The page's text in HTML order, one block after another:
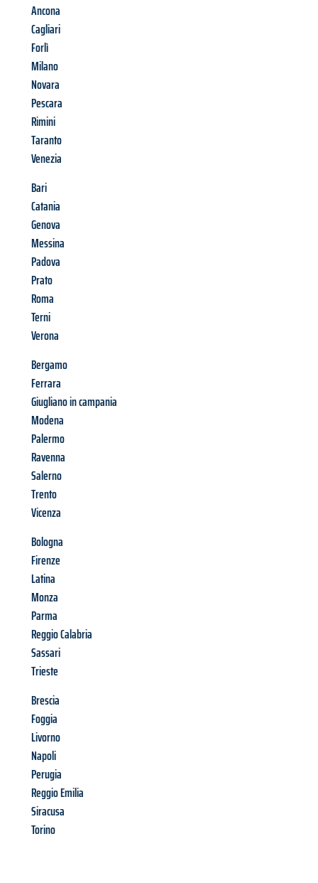
Ancona
Cagliari
Forlì
Milano
Novara
Pescara
Rimini
Taranto
Venezia
Bari
Catania
Genova
Messina
Padova
Prato
Roma
Terni
Verona
Bergamo
Ferrara
Giugliano in campania
Modena
Palermo
Ravenna
Salerno
Trento
Vicenza
Bologna
Firenze
Latina
Monza
Parma
Reggio Calabria
Sassari
Trieste
Brescia
Foggia
Livorno
Napoli
Perugia
Reggio Emilia
Siracusa
Torino